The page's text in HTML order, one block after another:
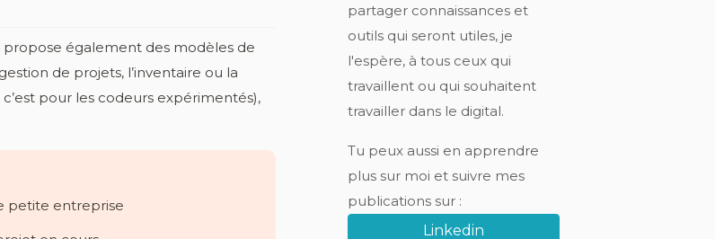
propose également des modèles de
de projets, l’inventaire ou la
pour les codeurs expérimentés),
petite entreprise
partager connaissances et
outils qui seront utiles, je
l'espère, à tous ceux qui
travaillent ou qui souhaitent
travailler dans le digital.
Tu peux aussi en apprendre
plus sur moi et suivre mes
publications sur :
Linkedin